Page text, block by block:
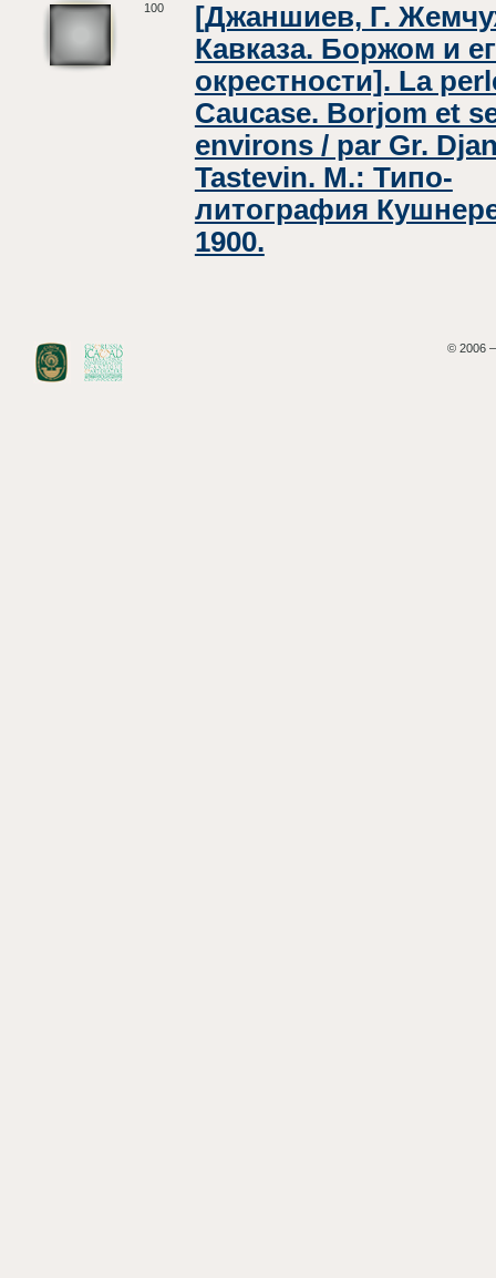
100
[Джаншиев, Г.
Кавказа. Боржом и
окрестности]. La
Caucase. Borjom et
environs / par Gr.
Tastevin. M.: Типо-
литография
1900.
© 2006